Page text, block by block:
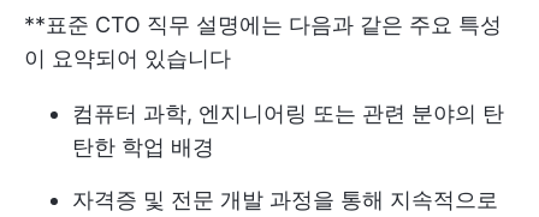
**표준 CTO 직무 설명에는 다음과 같은 주요 특성
이 요약되어 있습니다
컴퓨터 과학, 엔지니어링 또는 관련 분야의 탄
탄한 학업 배경
자격증 및 전문 개발 과정을 통해 지속적으로